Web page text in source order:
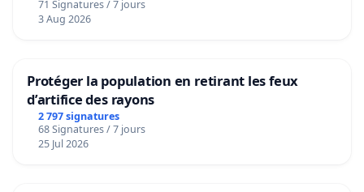
Voor
71 Signatures / 7 jours
3 Aug 2026
Protéger la population en retirant les feux
d’artifice des rayons
2 797 signatures
68 Signatures / 7 jours
25 Jul 2026